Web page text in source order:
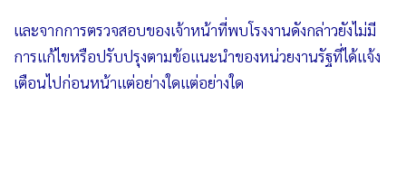
Factcheck
• ญี่ปุ่น
และจากการตรวจสอบของเจ้าหน้าที่พบโรงงานดังกล่าวยังไม่มี
การแก้ไขหรือปรับปรุงตามข้อแนะนำของหน่วยงานรัฐที่ได้แจ้ง
เตือนไปก่อนหน้าแต่อย่างใดแต่อย่างใด